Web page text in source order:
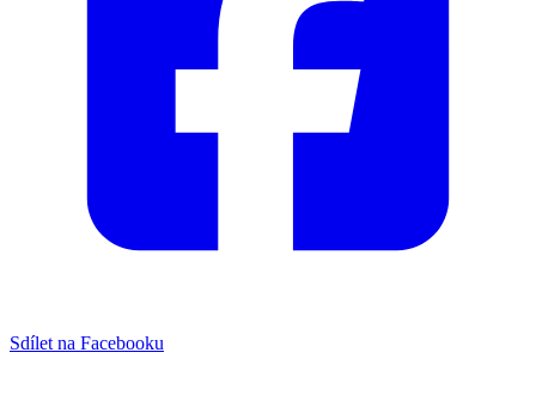
Sdílet na Facebooku